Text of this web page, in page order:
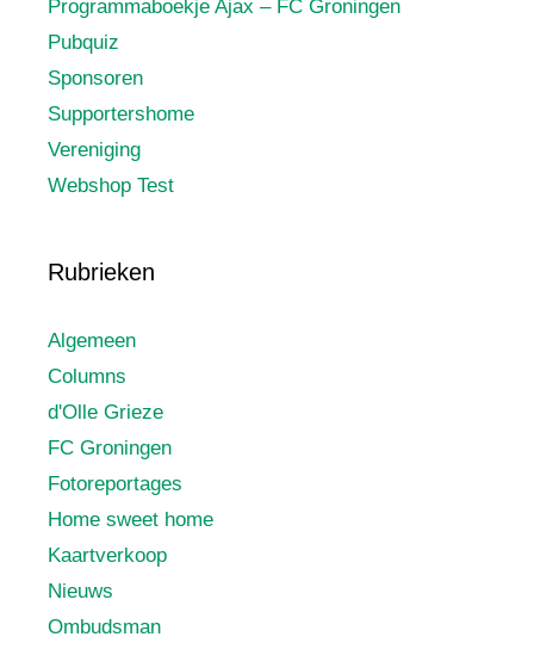
Programmaboekje Ajax – FC Groningen
Pubquiz
Sponsoren
Supportershome
Vereniging
Webshop Test
Rubrieken
Algemeen
Columns
d'Olle Grieze
FC Groningen
Fotoreportages
Home sweet home
Kaartverkoop
Nieuws
Ombudsman